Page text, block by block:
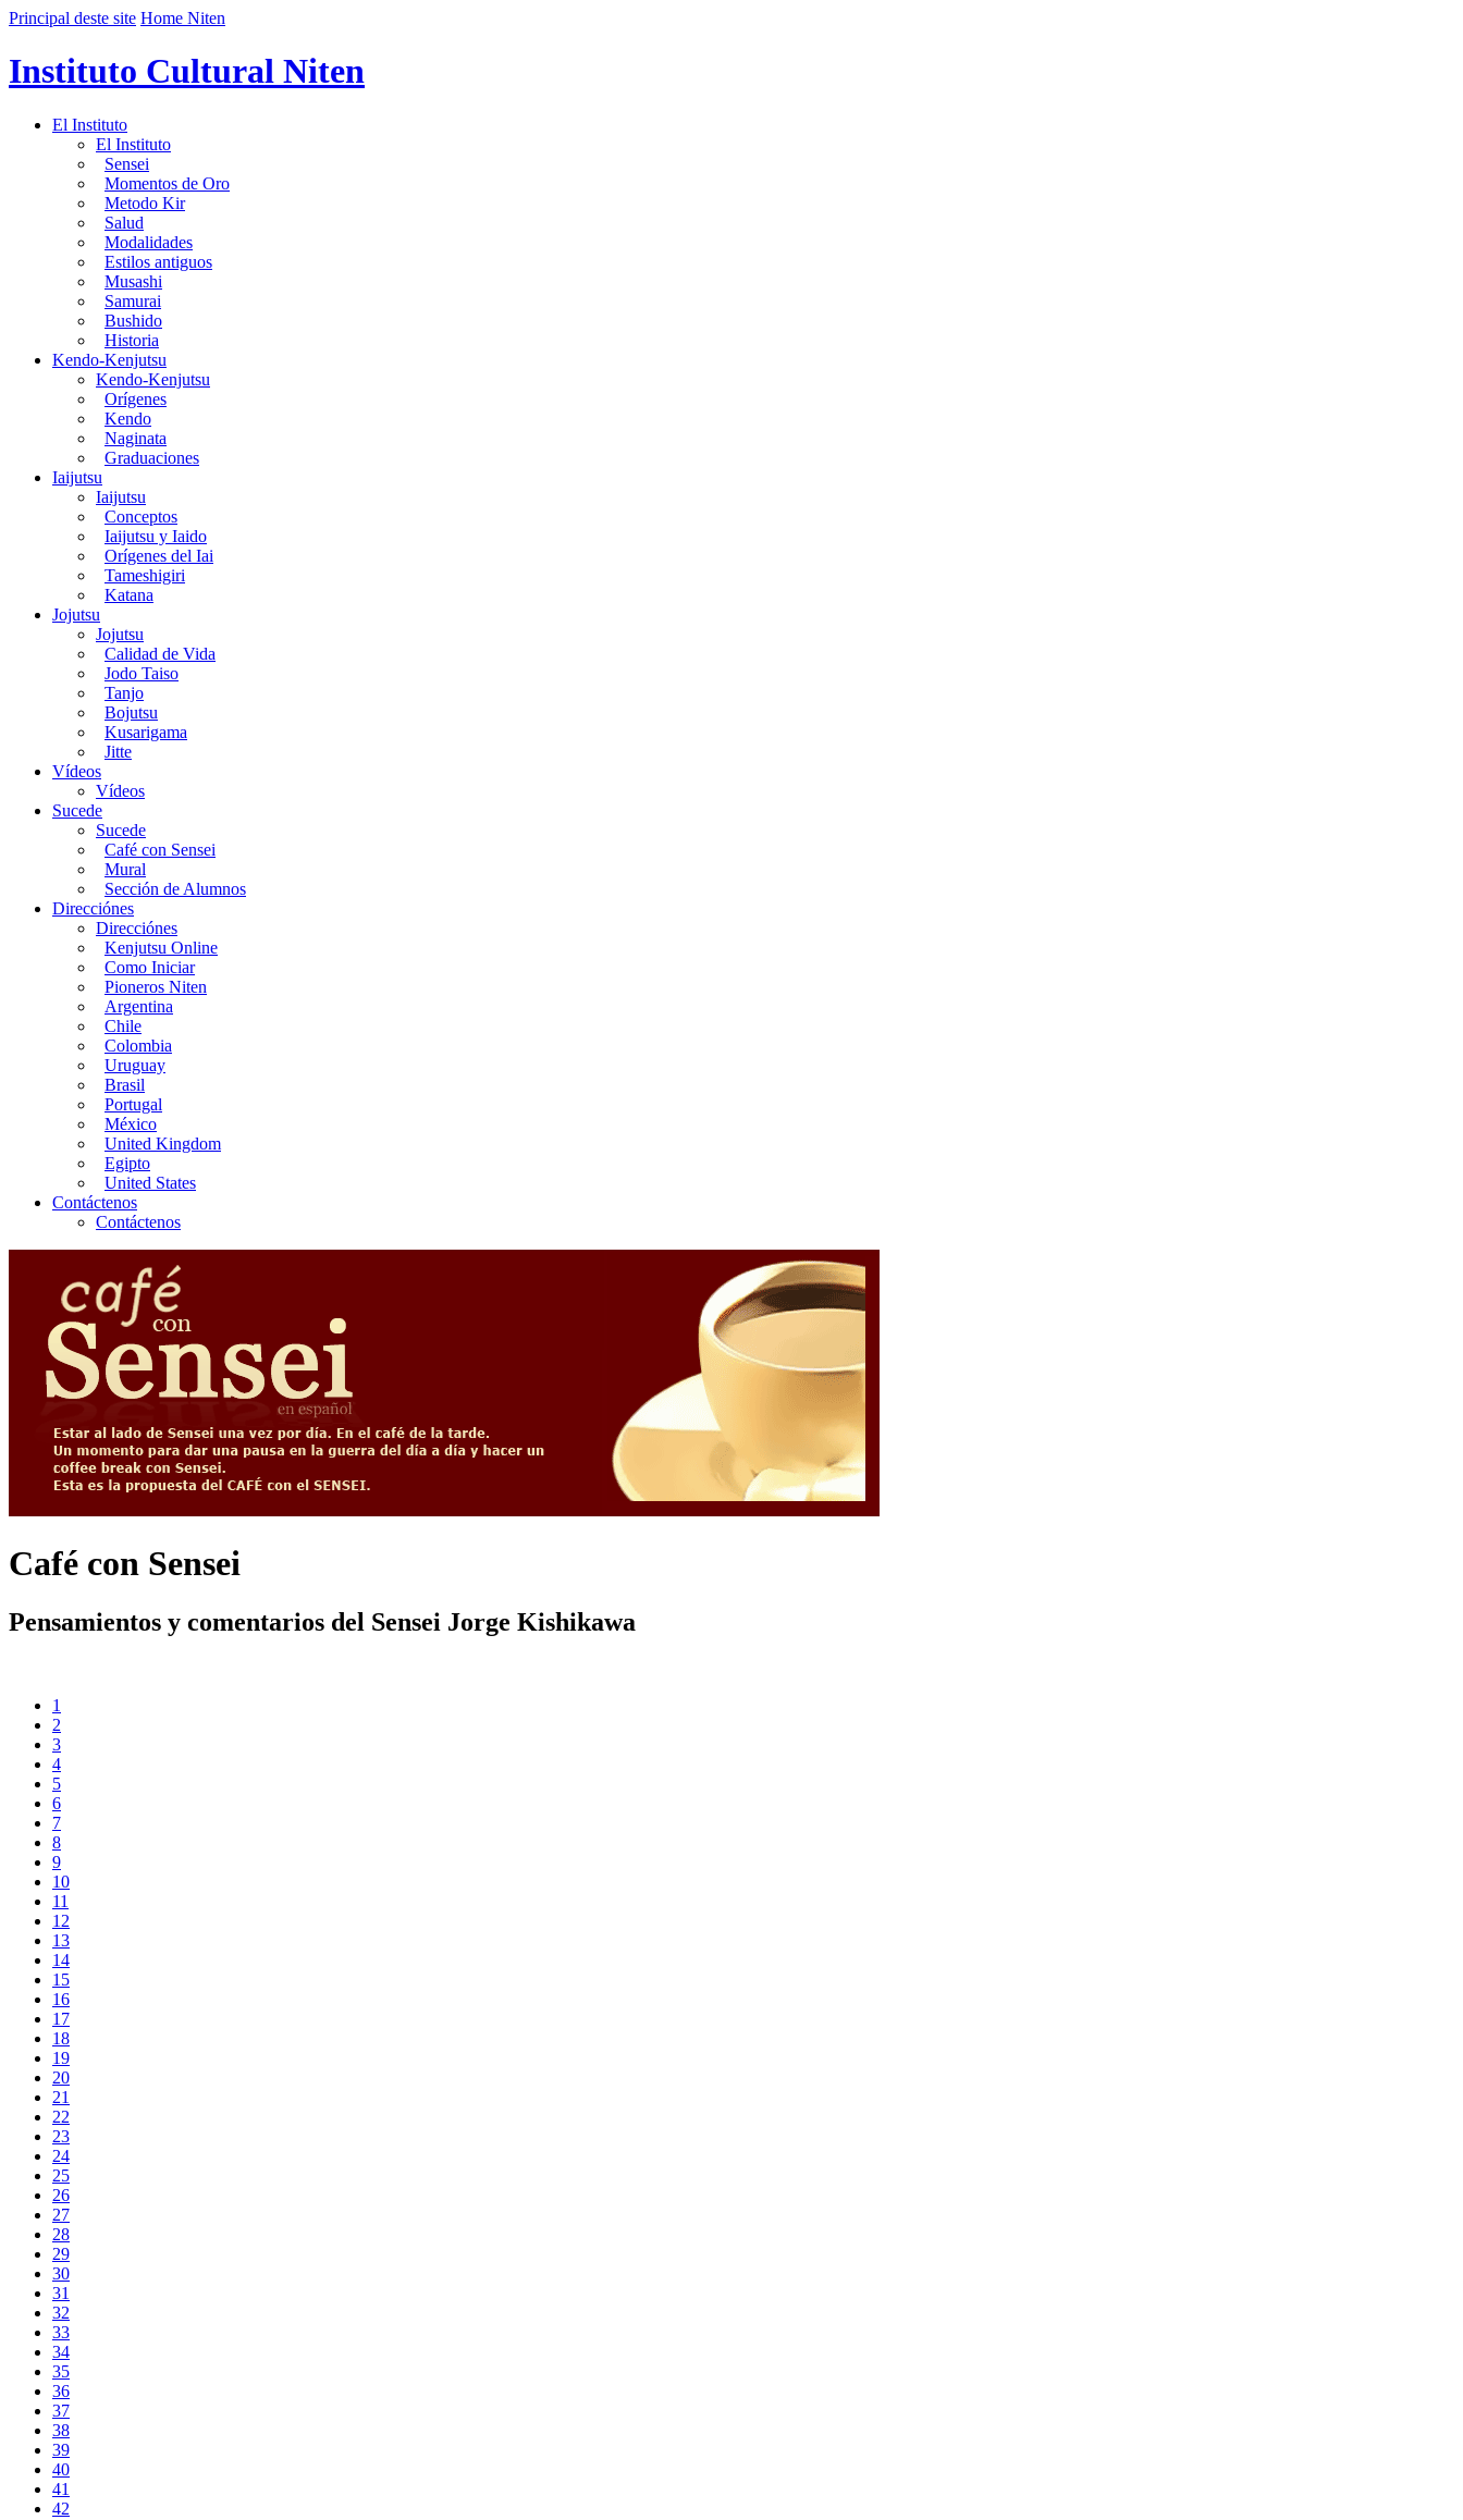
Principal deste site Home Niten
Instituto Cultural Niten
El Instituto
El Instituto
Sensei
Momentos de Oro
Metodo Kir
Salud
Modalidades
Estilos antiguos
Musashi
Samurai
Bushido
Historia
Kendo-Kenjutsu
Kendo-Kenjutsu
Orígenes
Kendo
Naginata
Graduaciones
Iaijutsu
Iaijutsu
Conceptos
Iaijutsu y Iaido
Orígenes del Iai
Tameshigiri
Katana
Jojutsu
Jojutsu
Calidad de Vida
Jodo Taiso
Tanjo
Bojutsu
Kusarigama
Jitte
Vídeos
Vídeos
Sucede
Sucede
Café con Sensei
Mural
Sección de Alumnos
Direcciónes
Direcciónes
Kenjutsu Online
Como Iniciar
Pioneros Niten
Argentina
Chile
Colombia
Uruguay
Brasil
Portugal
México
United Kingdom
Egipto
United States
Contáctenos
Contáctenos
Café con Sensei
Pensamientos y comentarios del Sensei Jorge Kishikawa
1
2
3
4
5
6
7
8
9
10
11
12
13
14
15
16
17
18
19
20
21
22
23
24
25
26
27
28
29
30
31
32
33
34
35
36
37
38
39
40
41
42